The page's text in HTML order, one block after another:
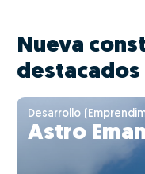
Nueva
destacados
Desarrollo
Astro